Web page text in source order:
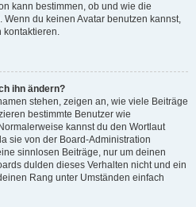
kann bestimmen, ob und wie die
Wenn du keinen Avatar benutzen kannst,
kontaktieren.
ihn ändern?
stehen, zeigen an, wie viele Beiträge
bestimmte Benutzer wie
kannst du den Wortlaut
sie von der Board-Administration
sinnlosen Beiträge, nur um deinen
dulden dieses Verhalten nicht und ein
Rang unter Umständen einfach